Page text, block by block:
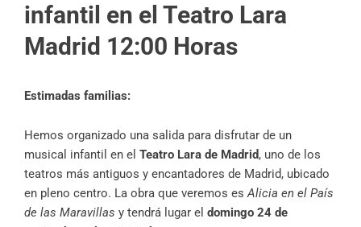
infantil en el Teatro Lara
Madrid 12:00 Horas
Estimadas familias:
Hemos organizado una salida para disfrutar de un
musical infantil en el Teatro Lara de Madrid, uno de los
teatros más antiguos y encantadores de Madrid, ubicado
en pleno centro. La obra que veremos esAlicia en el País
de las Maravillas y tendrá lugar el domingo 24 de